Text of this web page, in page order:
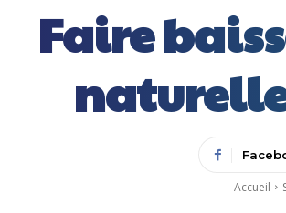
Faire
Accueil